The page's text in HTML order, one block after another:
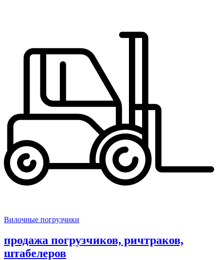
Вилочные погрузчики
продажа погрузчиков, ричтраков,
штабелеров